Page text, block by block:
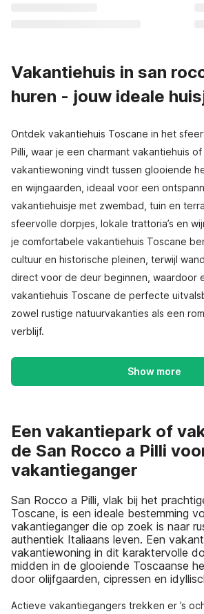
Vakantiehuis in san
huren - jouw ideale
Ontdek vakantiehuis Toscane in het
Pilli, waar je een charmant vakantiehuis
vakantiewoning vindt tussen glooiende
en wijngaarden, ideaal voor een
vakantiehuisje met zwembad, tuin en
sfeervolle dorpjes, lokale trattoria’s en
je comfortabele vakantiehuis Toscane
cultuur en historische pleinen, terwijl
direct voor de deur beginnen, waardoor
vakantiehuis Toscane de perfecte
zowel rustige natuurvakanties als een
verblijf.
Show more
Een vakantiepark of
de San Rocco a Pilli
vakantieganger
San Rocco a Pilli, vlak bij het
Toscane, is een ideale bestemming
vakantieganger die op zoek is naar
authentiek Italiaans leven. Een
vakantiewoning in dit karaktervolle
midden in de glooiende Toscaanse
door olijfgaarden, cipressen en
Actieve vakantiegangers trekken er ’s